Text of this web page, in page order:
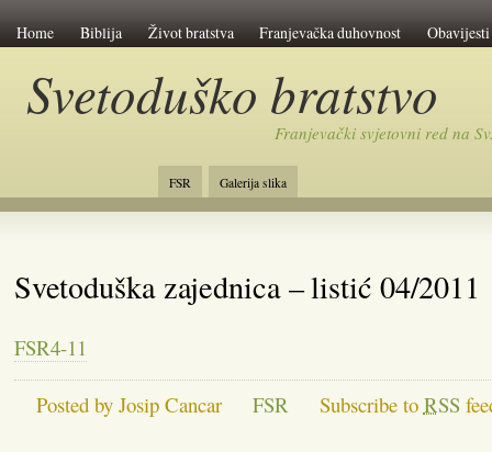
Home Biblija Život bratstva Franjevačka duhovnost Obavijesti
Svetoduško bratstvo
Franjevački svjetovni red na
FSR Galerija slika
Svetoduška zajednica – listić 04/2011
FSR4-11
Posted by Josip Cancar FSR Subscribe to RSS